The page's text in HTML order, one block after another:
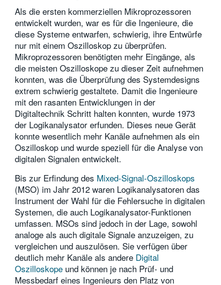
Als die ersten kommerziellen Mikroprozessoren
entwickelt wurden, war es für die Ingenieure, die
diese Systeme entwarfen, schwierig, ihre Entwürfe
nur mit einem Oszilloskop zu überprüfen.
Mikroprozessoren benötigten mehr Eingänge, als
die meisten Oszilloskope zu dieser Zeit aufnehmen
konnten, was die Überprüfung des Systemdesigns
extrem schwierig gestaltete. Damit die Ingenieure
mit den rasanten Entwicklungen in der
Digitaltechnik Schritt halten konnten, wurde 1973
der Logikanalysator erfunden. Dieses neue Gerät
konnte wesentlich mehr Kanäle aufnehmen als ein
Oszilloskop und wurde speziell für die Analyse von
digitalen Signalen entwickelt.
Bis zur Erfindung des Mixed-Signal-Oszilloskops
(MSO) im Jahr 2012 waren Logikanalysatoren das
Instrument der Wahl für die Fehlersuche in digitalen
Systemen, die auch Logikanalysator-Funktionen
umfassen. MSOs sind jedoch in der Lage, sowohl
analoge als auch digitale Signale anzuzeigen, zu
vergleichen und auszulösen. Sie verfügen über
deutlich mehr Kanäle als andere Digital
Oszilloskope und können je nach Prüf- und
Messbedarf eines Ingenieurs den Platz von